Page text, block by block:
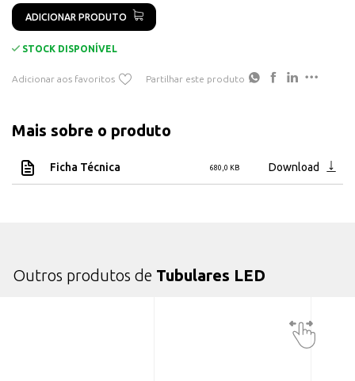
Ref: F1041
Dimensões: 91CM x 2.8XM x 2.8CM
ADICIONAR PRODUTO
STOCK DISPONÍVEL
Adicionar aos favoritos Partilhar este produto
Mais sobre o produto
Ficha Técnica 680,0 KB Download
Outros produtos de Tubulares LED